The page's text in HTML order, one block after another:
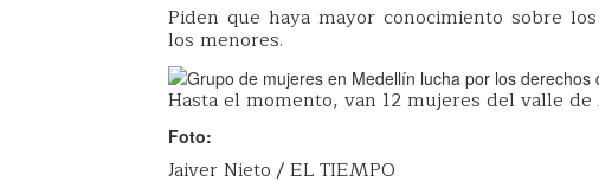
Piden que haya mayor conocimiento sobre
los menores.
Hasta el momento, van 12 mujeres del valle
Foto:
Jaiver Nieto / EL TIEMPO